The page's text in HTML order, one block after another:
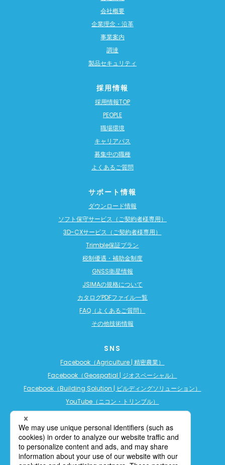
会社概要
企業理念・沿革
事業案内
調達
製品セキュリティ
採用情報
採用情報TOP
PEOPLE
職場環境
キャリアパス
募集中の職種
よくあるご質問
サポート情報
ダウンロード情報
ソフト保守サービス（ご契約者様専用）
3D-CXサービス（ご契約者様専用）
Trimble保証プラン
税制優遇・補助金制度
GNSS衛星情報
JSIMAの規格について
カタログPDFファイル一覧
FAQ（よくあるご質問）
その他技術情報
SNS
Facebook（Agriculture | 精密農業）
Facebook（Geospatial | ジオスペーシャル）
Facebook（Building Solution | ビルディングソリューション）
YouTube（ニコン・トリンブル）
YouTube（ビルディングソリューション）
LINE公式アカウント（精密農業）